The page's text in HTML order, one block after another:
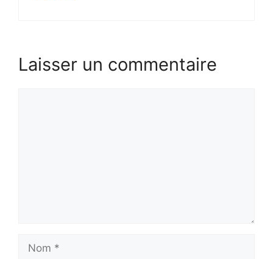
Laisser un commentaire
Nom